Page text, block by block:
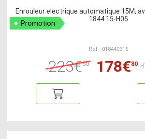
Enrouleur electrique automatique 15M,
1844 15-H05
Promotion
Ref : 018440315
223€50 178€80